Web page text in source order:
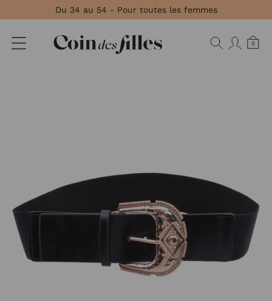
Du 34 au 54 - Pour toutes les femmes
0
Panneau de gestion des cookies